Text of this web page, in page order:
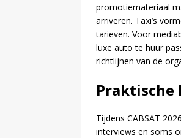
promotiemateriaal
arriveren. Taxi’s
tarieven. Voor
luxe auto te huur
richtlijnen van de
Praktische
Tijdens CABSAT
interviews en soms